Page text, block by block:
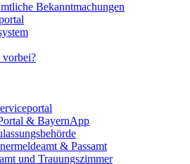
Bekanntmachungen
vorbei?
& BayernApp
& Passamt
und Trauungszimmer